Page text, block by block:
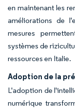
en maintenant les
améliorations de
mesures
systèmes de
ressources en Italie.
Adoption de la
L'adoption de
numérique